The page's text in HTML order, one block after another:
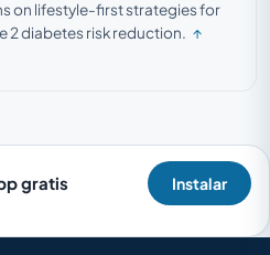
on lifestyle-first strategies for
2 diabetes risk reduction. ↑
gratis Instalar